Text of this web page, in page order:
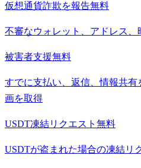
仮想通貨詐欺を報告無料
不審なウォレット、アドレス
被害者支援無料
すでに支払い、返信、情報共
画を取得
USDT凍結リクエスト 無料
USDTが盗まれた場合の凍結リ